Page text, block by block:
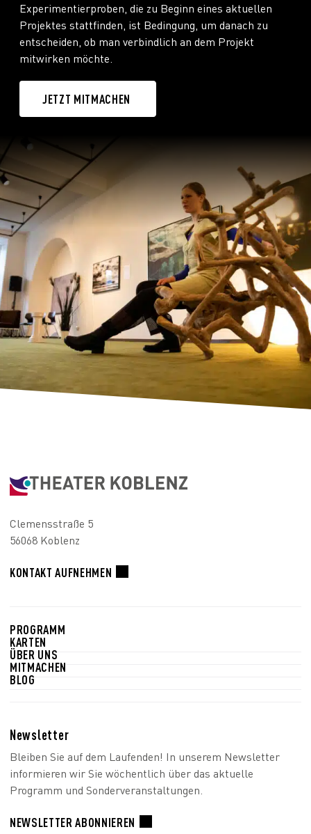
Experimentierproben, die zu Beginn eines aktuellen
Projektes stattfinden, ist Bedingung, um danach zu
entscheiden, ob man verbindlich an dem Projekt
mitwirken möchte.
JETZT MITMACHEN
Clemensstraße 5
56068 Koblenz
KONTAKT AUFNEHMEN
PROGRAMM
KARTEN
ÜBER UNS
MITMACHEN
BLOG
Newsletter
Bleiben Sie auf dem Laufenden! In unserem Newsletter
informieren wir Sie wöchentlich über das aktuelle
Programm und Sonderveranstaltungen.
NEWSLETTER ABONNIEREN